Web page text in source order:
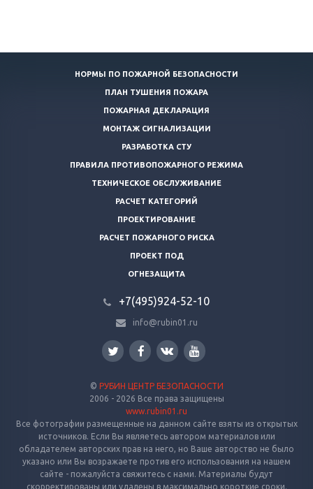
НОРМЫ ПО ПОЖАРНОЙ БЕЗОПАСНОСТИ
ПЛАН ТУШЕНИЯ ПОЖАРА
ПОЖАРНАЯ ДЕКЛАРАЦИЯ
МОНТАЖ СИГНАЛИЗАЦИИ
РАЗРАБОТКА СТУ
ПРАВИЛА ПРОТИВОПОЖАРНОГО РЕЖИМА
ТЕХНИЧЕСКОЕ ОБСЛУЖИВАНИЕ
РАСЧЕТ КАТЕГОРИЙ
ПРОЕКТИРОВАНИЕ
РАСЧЕТ ПОЖАРНОГО РИСКА
ПРОЕКТ ПОД
ОГНЕЗАЩИТА
+7(495)924-52-10
info@rubin01.ru
© РУБИН ЦЕНТР БЕЗОПАСНОСТИ
2006 - 2026 Все права защищены
www.rubin01.ru
Все фотографии размещенные на данном сайте взяты из открытых
источников. Если Вы являетесь автором материалов или
обладателем авторских прав на него, но Ваше авторство не было
указано или Вы возражаете против его использования на нашем
сайте - пожалуйста свяжитесь с нами. Материалы будут
скорректированы или удалены в максимально короткие сроки.